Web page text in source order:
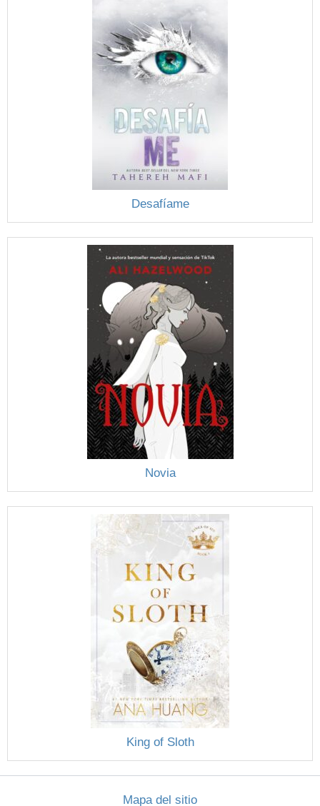
Desafíame
Novia
King of Sloth
Mapa del sitio